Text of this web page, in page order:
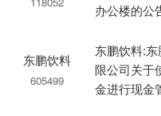
办公楼的公
东鹏饮料
605499
东鹏饮料:
限公司关于
金进行现金